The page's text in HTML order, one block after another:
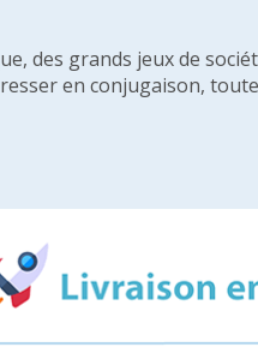
des grands jeux de
en conjugaison,